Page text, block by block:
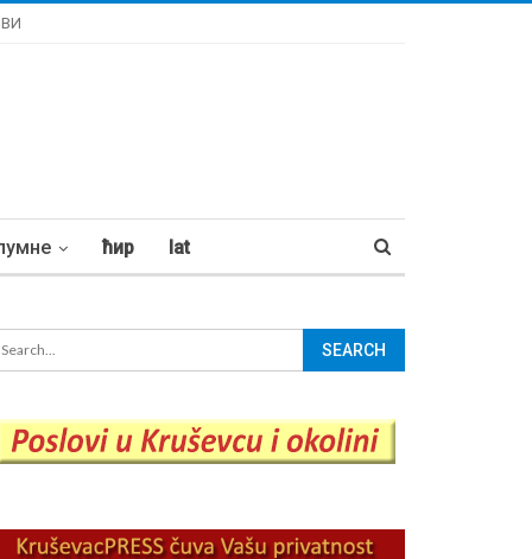
ћир lat